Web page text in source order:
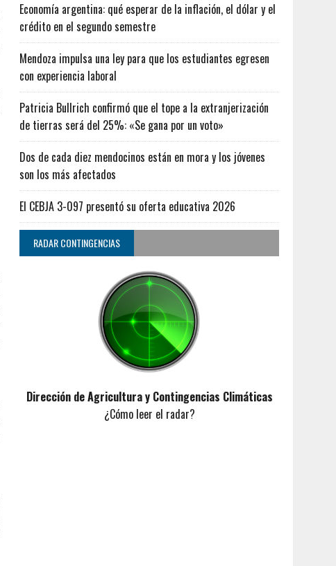
Economía argentina: qué esperar de la inflación, el dólar y el
crédito en el segundo semestre
Mendoza impulsa una ley para que los estudiantes egresen
con experiencia laboral
Patricia Bullrich confirmó que el tope a la extranjerización
de tierras será del 25%: «Se gana por un voto»
Dos de cada diez mendocinos están en mora y los jóvenes
son los más afectados
El CEBJA 3-097 presentó su oferta educativa 2026
RADAR CONTINGENCIAS
Dirección de Agricultura y Contingencias Climáticas
¿Cómo leer el radar?